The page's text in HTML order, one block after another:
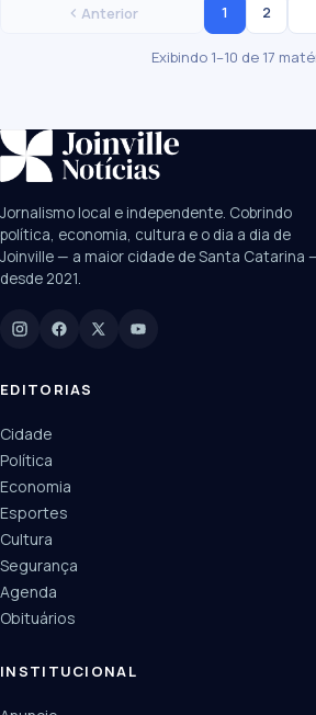
Anterior 1 2
Exibindo 1–10 de 17
SUGESTÕES: JEC
Câmara
UPA Sul
Manchetes, colunistas e
Jornalismo local e independente. Cobrindo
política, economia, cultura e o dia a dia de
Joinville — a maior cidade de Santa Catarina
desde 2021.
EDITORIAS
Cidade
Política
Economia
Esportes
Cultura
Segurança
Agenda
Obituários
INSTITUCIONAL